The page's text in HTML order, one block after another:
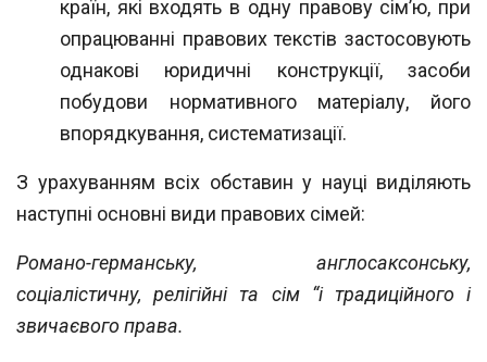
країн, які входять в одну правову сім’ю, при
опрацюванні правових текстів застосовують
однакові юридичні конструкції, засоби
побудови нормативного матеріалу, його
впорядкування, систематизації.
З урахуванням всіх обставин у науці виділяють
наступні основні види правових сімей:
Романо-германську, англосаксонську,
соціалістичну, релігійні та сім “і традиційного і
звичаєвого права.